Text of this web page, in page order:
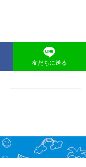
友だちに送る